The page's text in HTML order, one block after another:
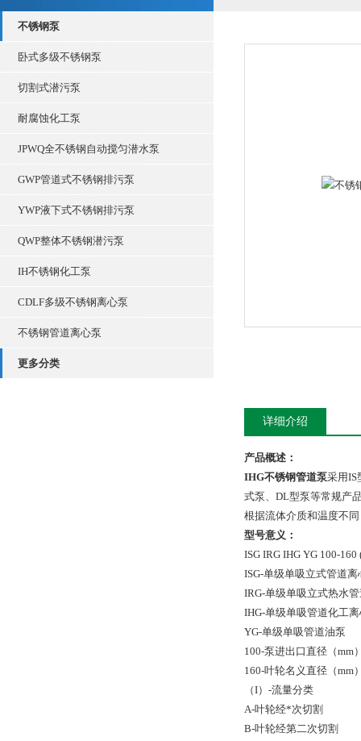
不锈钢泵
卧式多级不锈钢泵
切割式潜污泵
耐腐蚀化工泵
JPWQ全不锈钢自动搅匀潜水泵
GWP管道式不锈钢排污泵
YWP液下式不锈钢排污泵
QWP整体不锈钢潜污泵
IH不锈钢化工泵
CDLF多级不锈钢离心泵
不锈钢管道离心泵
更多分类
详细介绍
产品概述：
IHG不锈钢管道泵采用IS
式泵、DL型泵等常规产
根据流体介质和温度不
型号意义：
ISG IRG IHG YG 100-160
ISG-单级单吸立式管道离
IRG-单级单吸立式热水
IHG-单级单吸管道化工
YG-单级单吸管道油泵
100-泵进出口直径（mm
160-叶轮名义直径（mm
（I）-流量分类
A-叶轮经*次切割
B-叶轮经第二次切割